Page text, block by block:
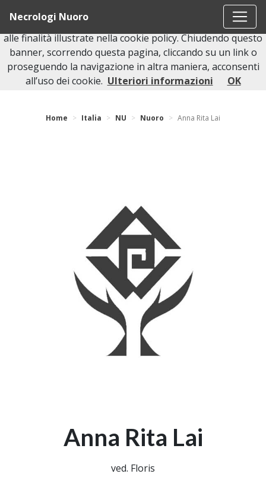
Necrologi Nuoro
Torna indietro
Home Italia NU Nuoro Anna Rita Lai
Anna Rita Lai
ved. Floris
Questo sito o gli strumenti terzi da questo utilizzati si
avvalgono di cookie necessari al funzionamento ed utili
alle finalità illustrate nella cookie policy. Chiudendo questo
banner, scorrendo questa pagina, cliccando su un link o
proseguendo la navigazione in altra maniera, acconsenti
all’uso dei cookie. Ulteriori informazioni OK